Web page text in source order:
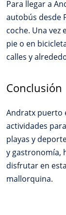
Para llegar a
autobús desde
coche. Una vez
pie o en
calles y
Conclusión
Andratx puerto
actividades
playas y
y gastronomía,
disfrutar en
mallorquina.